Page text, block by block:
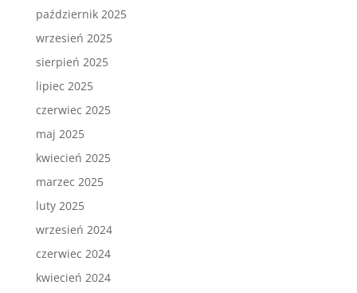
październik 2025
wrzesień 2025
sierpień 2025
lipiec 2025
czerwiec 2025
maj 2025
kwiecień 2025
marzec 2025
luty 2025
wrzesień 2024
czerwiec 2024
kwiecień 2024